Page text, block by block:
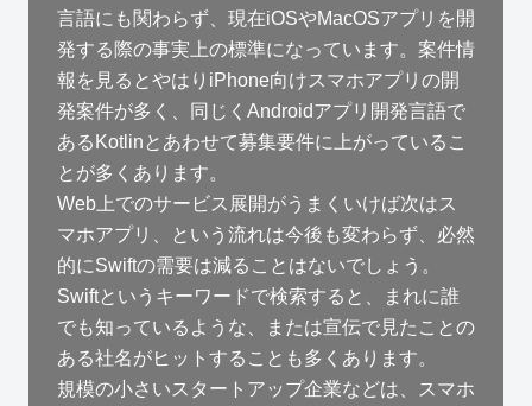
言語にも関わらず、現在iOSやMacOSアプリを開
発する際の事実上の標準になっています。案件情
報を見るとやはりiPhone向けスマホアプリの開
発案件が多く、同じくAndroidアプリ開発言語で
あるKotlinとあわせて募集要件に上がっているこ
とが多くあります。
Web上でのサービス展開がうまくいけば次はス
マホアプリ、という流れは今後も変わらず、必然
的にSwiftの需要は減ることはないでしょう。
Swiftというキーワードで検索すると、まれに誰
でも知っているような、または宣伝で見たことの
ある社名がヒットすることも多くあります。
規模の小さいスタートアップ企業などは、スマホ